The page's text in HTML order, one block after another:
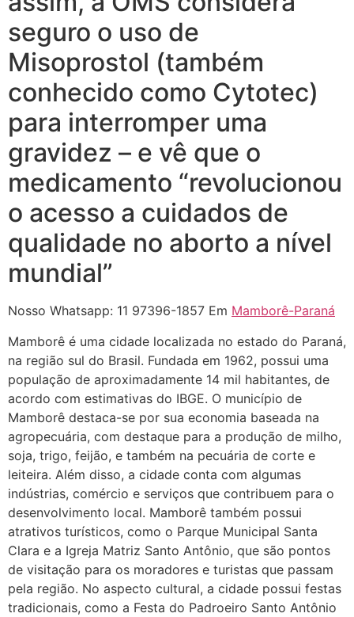
seguro o uso de
Misoprostol (também
conhecido como Cytotec)
para interromper uma
gravidez – e vê que o
medicamento “revolucionou
o acesso a cuidados de
qualidade no aborto a nível
mundial”
Nosso Whatsapp: 11 97396-1857 Em Mamborê-Paraná
Mamborê é uma cidade localizada no estado do Paraná,
na região sul do Brasil. Fundada em 1962, possui uma
população de aproximadamente 14 mil habitantes, de
acordo com estimativas do IBGE. O município de
Mamborê destaca-se por sua economia baseada na
agropecuária, com destaque para a produção de milho,
soja, trigo, feijão, e também na pecuária de corte e
leiteira. Além disso, a cidade conta com algumas
indústrias, comércio e serviços que contribuem para o
desenvolvimento local. Mamborê também possui
atrativos turísticos, como o Parque Municipal Santa
Clara e a Igreja Matriz Santo Antônio, que são pontos
de visitação para os moradores e turistas que passam
pela região. No aspecto cultural, a cidade possui festas
tradicionais, como a Festa do Padroeiro Santo Antônio
... (1998989**** em
http://www.proaborto.com)
"só de ter dúvida já é uma
resposta" muito isso, disse tudo
22/05/2026 16:35:20
Helly
(1999997****
em http://www.proaborto.com)
Eu estou preparada em varias
áreas mas psicologicamente p ter
sozinha nao estou
22/05/2026 17:09:20
Helly
(1999997****
em http://www.proaborto.com)